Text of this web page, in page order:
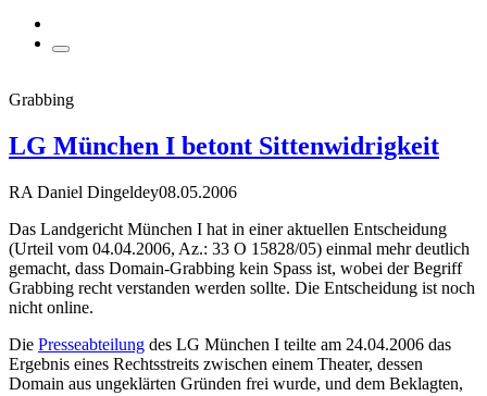
Grabbing
LG München I betont Sittenwidrigkeit
RA Daniel Dingeldey08.05.2006
Das Landgericht München I hat in einer aktuellen Entscheidung
(Urteil vom 04.04.2006, Az.: 33 O 15828/05) einmal mehr deutlich
gemacht, dass Domain-Grabbing kein Spass ist, wobei der Begriff
Grabbing recht verstanden werden sollte. Die Entscheidung ist noch
nicht online.
Die Presseabteilung des LG München I teilte am 24.04.2006 das
Ergebnis eines Rechtsstreits zwischen einem Theater, dessen
Domain aus ungeklärten Gründen frei wurde, und dem Beklagten,